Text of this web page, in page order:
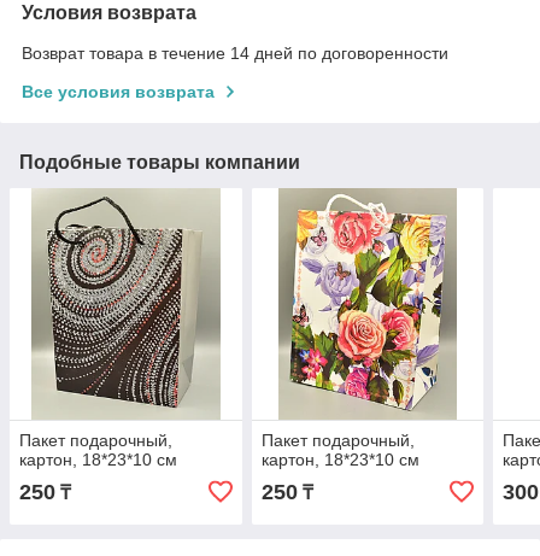
Условия возврата
Возврат товара в течение 14 дней по договоренности
Все условия возврата
Подобные товары компании
Пакет подарочный,
картон, 18*23*10 см
250 ₸
Пакет подарочный,
картон, 18*23*10 см
250₸ 300